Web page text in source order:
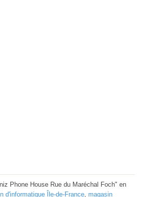
Phone House Rue du Maréchal Foch" en
d'informatique Île-de-France, magasin